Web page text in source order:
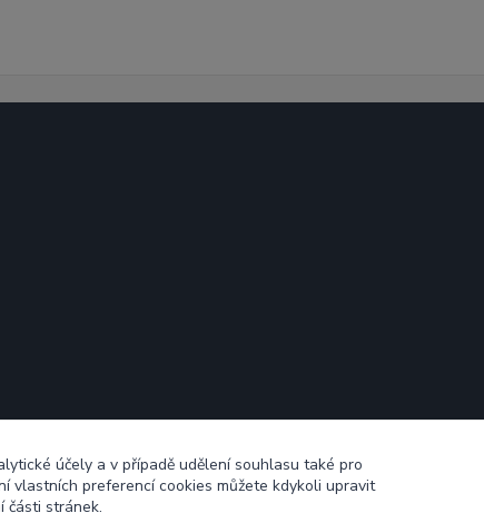
účely a v případě udělení souhlasu také pro
vlastních preferencí cookies můžete kdykoli upravit
části stránek.